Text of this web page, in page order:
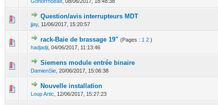
Question/avis interrupteurs MDT
jjay, 11/06/2017, 15:20:57
0 Votes - 0 sur 5 en moyenne
12345
rack-Baie de brassage 19" (Pages : 1 2 )
hadjadji 04/06/2017, 11:13:46
0 Votes - 0 sur 5 en moyenne
1234 5
Siemens module entrée binaire
DamienSie 20/06/2017, 15:06:38
0 Votes - 0 sur 5 en moyenne
123 45
Nouvelle installation
Loup Artic 12/06/2017, 15:27:23
0 Votes - 0 sur 5 en moyenne
1